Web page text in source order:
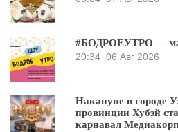
#БОДРОЕУТРО —
20:34 06 Авг 2026
Накануне в городе
провинции Хубэй
карнавал